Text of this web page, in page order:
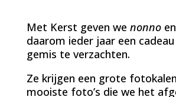
Met Kerst geven we nonnoen
daarom ieder jaar een
gemis te verzachten.
Ze krijgen een grote
mooiste foto’s die we het